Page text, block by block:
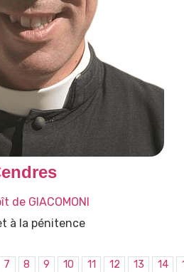
de GIACOMONI
à la pénitence
7 8 9 10 11 12 13 14